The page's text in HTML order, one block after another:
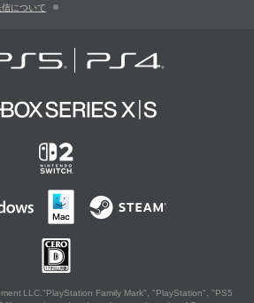
について
LLC."PlayStation Family Mark", "PlayStation", "PS5